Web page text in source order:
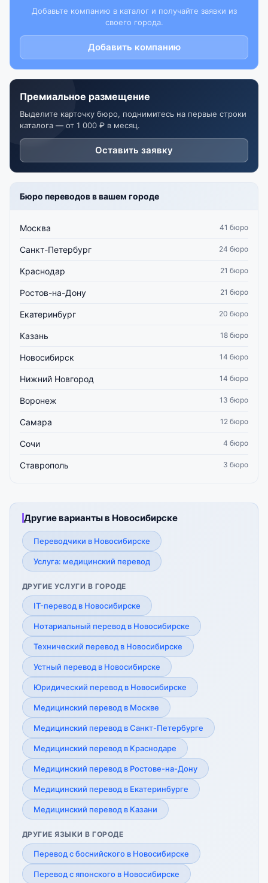
Добавьте компанию в каталог и получайте заявки из
своего города.
Добавить компанию
Премиальное размещение
Выделите карточку бюро, поднимитесь на первые строки
каталога — от 1 000 ₽ в месяц.
Оставить заявку
Бюро переводов в вашем городе
Москва 41 бюро
Санкт-Петербург 24 бюро
Краснодар 21 бюро
Ростов-на-Дону 21 бюро
Екатеринбург 20 бюро
Казань 18 бюро
Новосибирск 14 бюро
Нижний Новгород 14 бюро
Воронеж 13 бюро
Самара 12 бюро
Сочи 4 бюро
Ставрополь 3 бюро
Другие варианты в Новосибирске
Переводчики в Новосибирске
Услуга: медицинский перевод
ДРУГИЕ УСЛУГИ В ГОРОДЕ
IT-перевод в Новосибирске
Нотариальный перевод в Новосибирске
Технический перевод в Новосибирске
Устный перевод в Новосибирске
Юридический перевод в Новосибирске
Медицинский перевод в Москве
Медицинский перевод в Санкт-Петербурге
Медицинский перевод в Краснодаре
Медицинский перевод в Ростове-на-Дону
Медицинский перевод в Екатеринбурге
Медицинский перевод в Казани
ДРУГИЕ ЯЗЫКИ В ГОРОДЕ
Перевод с боснийского в Новосибирске
Перевод с японского в Новосибирске